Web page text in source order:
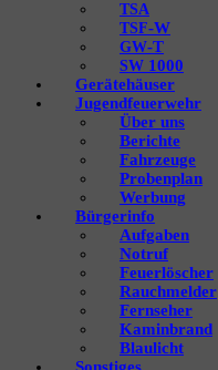
TSA
TSF‑W
GW‑T
SW 1000
Gerätehäuser
Jugendfeuerwehr
Über uns
Berichte
Fahrzeuge
Probenplan
Werbung
Bürgerinfo
Aufgaben
Notruf
Feuerlöscher
Rauchmelder
Fernseher
Kaminbrand
Blaulicht